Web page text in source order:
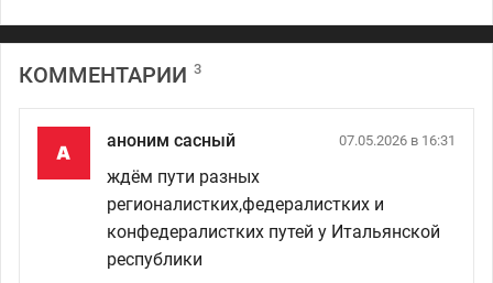
КОММЕНТАРИИ 3
аноним сасный 07.05.2026 в 16:31
ждём пути разных
регионалистких,федералистких и
конфедералистких путей у Итальянской
республики